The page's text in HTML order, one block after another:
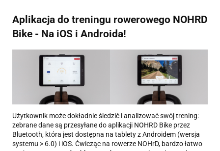
Aplikacja do treningu rowerowego NOHRD
Bike - Na iOS i Androida!
Użytkownik może dokładnie śledzić i analizować swój trening:
zebrane dane są przesyłane do aplikacji NOHRD Bike przez
Bluetooth, która jest dostępna na tablety z Androidem (wersja
systemu > 6.0) i iOS. Ćwicząc na rowerze NOHrD, bardzo łatwo